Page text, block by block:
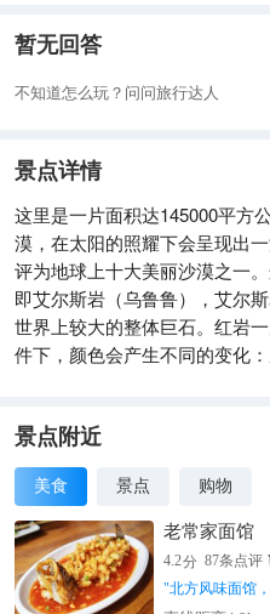
暂无回答
不知道怎么玩？问问旅行达人
景点详情
这里是一片面积达145000平方
漠，在太阳的照耀下会呈现出
评为地球上十大美丽沙漠之一
即艾尔斯岩（乌鲁鲁），艾尔
世界上较大的整体巨石。红岩
件下，颜色会产生不同的变化
景点附近
美食 景点 购物
老常家面馆
4.2分 87条点评
"北方风味面馆